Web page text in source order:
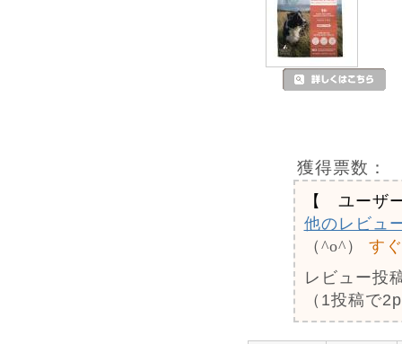
獲得票数：
【 ユーザ
他のレビュ
（^o^）
す
レビュー投
（1投稿で